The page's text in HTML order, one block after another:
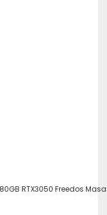
RTX3050 Freedos